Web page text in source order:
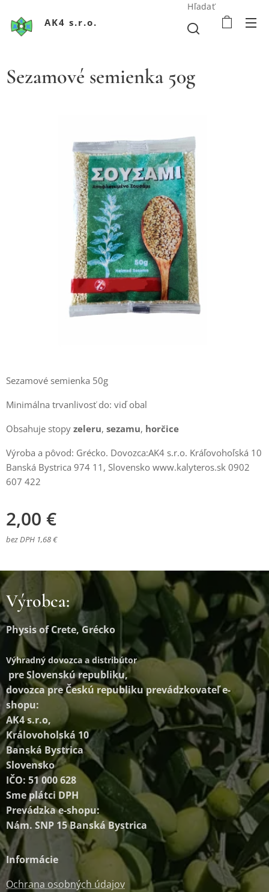
AK4 s.r.o.
Hľadať
Sezamové semienka 50g
Sezamové semienka 50g
Minimálna trvanlivosť do: viď obal
Obsahuje stopy zeleru, sezamu, horčice
Výroba a pôvod: Grécko. Dovozca:AK4 s.r.o. Kráľovohoľská 10
Banská Bystrica 974 11, Slovensko www.kalyteros.sk 0902
607 422
2,00 €
bez DPH 1,68 €
Výrobca:
Physis of Crete, Grécko
Výhradný dovozca a distribútor
pre Slovenskú republiku,
dovozca pre Českú republiku prevádzkovateľ e-
shopu:
AK4 s.r.o,
Královoholská 10
Banská Bystrica
Slovensko
IČO: 51 000 628
Sme plátci DPH
Prevádzka e-shopu:
Nám. SNP 15 Banská Bystrica
Informácie
Ochrana osobných údajov